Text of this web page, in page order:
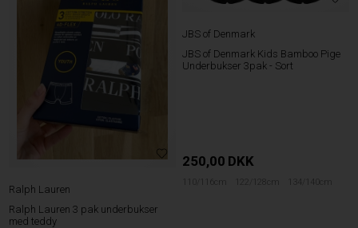
Ralph Lauren
Ralph Lauren 3 pak underbukser
med teddy
JBS of Denmark
JBS of Denmark Kids Bamboo Pige
Underbukser 3pak - Sort
250,00 DKK
110/116cm 122/128cm 134/140cm